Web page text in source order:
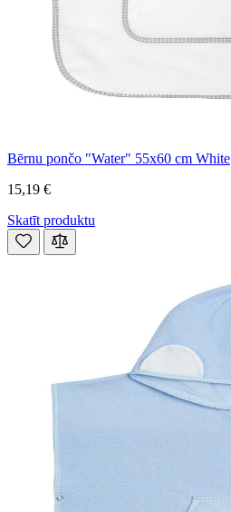
Bērnu pončo "Water" 55x60 cm White
15,19 €
Skatīt produktu